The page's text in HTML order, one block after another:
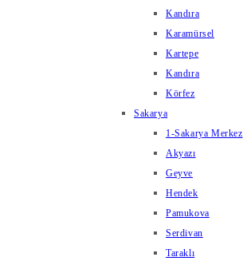
Kandıra
Karamürsel
Kartepe
Kandıra
Körfez
Sakarya
1-Sakarya Merkez
Akyazı
Geyve
Hendek
Pamukova
Serdivan
Taraklı